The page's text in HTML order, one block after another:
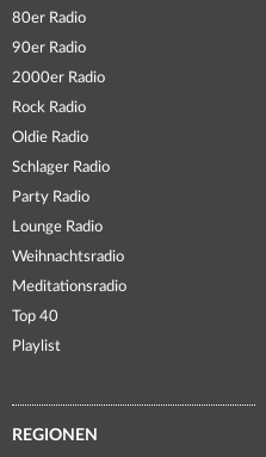
80er Radio
90er Radio
2000er Radio
Rock Radio
Oldie Radio
Schlager Radio
Party Radio
Lounge Radio
Weihnachtsradio
Meditationsradio
Top 40
Playlist
REGIONEN